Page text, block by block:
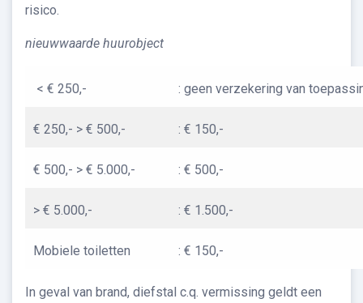
risico.
nieuwwaarde huurobject
< € 250,- : geen verzekering van
€ 250,- > € 500,- : € 150,-
€ 500,- > € 5.000,- : € 500,-
> € 5.000,- : € 1.500,-
Mobiele toiletten : € 150,-
In geval van brand, diefstal c.q. vermissing geldt een